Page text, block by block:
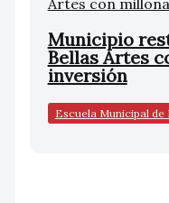
Municipio
Bellas Artes
inversión
Escuela Municipal de